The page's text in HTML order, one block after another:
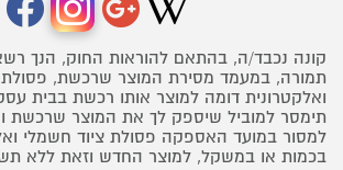
קונה נכבד/ה, בהתאם להוראות החוק, הנך
תמורה, במעמד מסירת המוצר שרכשת,
ואלקטרונית דומה למוצר אותו רכשת בבית
תימסר למוביל שיספק לך את המוצר שרכשת
למסור במועד האספקה פסולת ציוד חשמלי
בכמות או במשקל, למוצר החדש וזאת ללא